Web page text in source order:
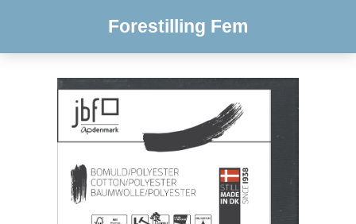
Forestilling Fem